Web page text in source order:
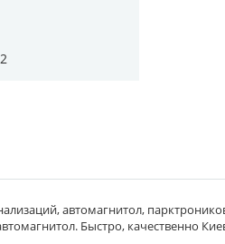
автомагнитол,
Быстро, качественно